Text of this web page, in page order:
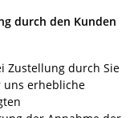
durch den Kunden
Zustellung durch Sie
erhebliche